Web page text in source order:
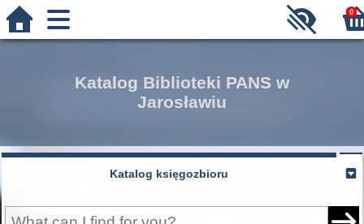
0
Katalog Biblioteki PANS w
Jarosławiu
Katalog księgozbioru